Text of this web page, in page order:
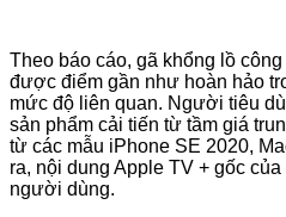
Theo báo cáo, gã khổng lồ
được điểm gần như hoàn hảo
mức độ liên quan. Người tiêu
sản phẩm cải tiến từ tầm giá
từ các mẫu iPhone SE 2020,
ra, nội dung Apple TV + gốc
người dùng.